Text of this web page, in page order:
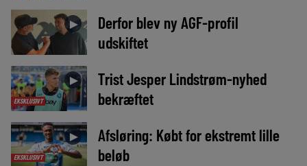
►
Derfor blev ny AGF-profil
udskiftet
EKSKLUSIVT
►
Trist Jesper Lindstrøm-nyhed
bekræftet
EKSKLUSIVT
►
Afsløring: Købt for ekstremt lille
beløb